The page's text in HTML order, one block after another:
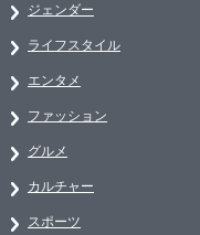
ジェンダー
ライフスタイル
エンタメ
ファッション
グルメ
カルチャー
スポーツ